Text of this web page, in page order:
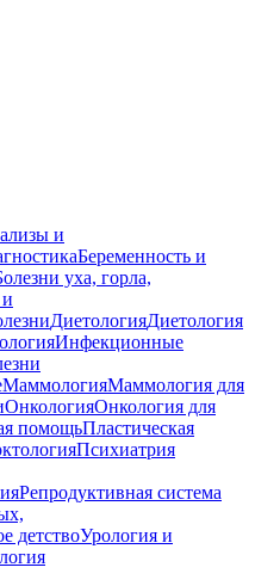
и
Беременность и
уха, горла,
ДиетологияДиетология
Инфекционные
МаммологияМаммология для
ОнкологияОнкология для
помощьПластическая
Психиатрия
Репродуктивная система
детствоУрология и